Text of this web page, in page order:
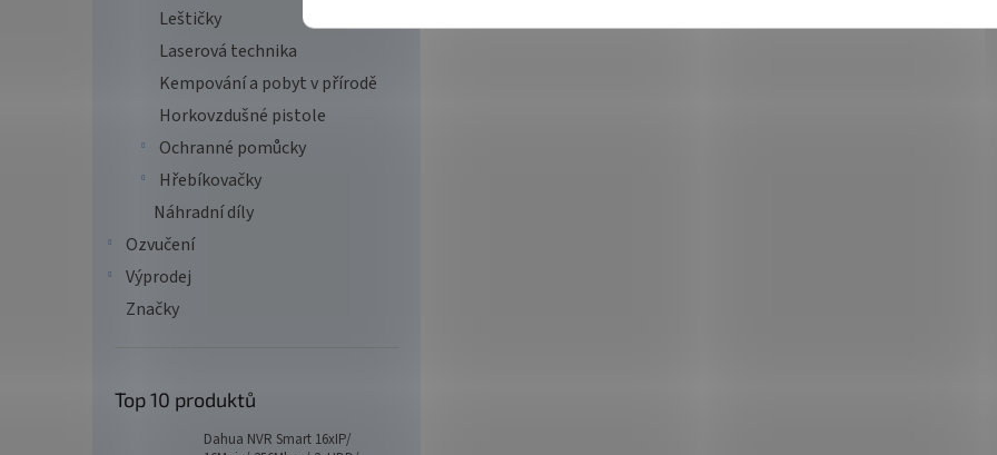
Leštičky
Laserová technika
Kempování a pobyt v přírodě
Horkovzdušné pistole
Ochranné pomůcky
Hřebíkovačky
Náhradní díly
Ozvučení
Výprodej
Značky
Top 10 produktů
Dahua NVR Smart 16xIP/